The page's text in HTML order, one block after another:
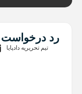
رد درخواست
تیم تحریریه دادپایا